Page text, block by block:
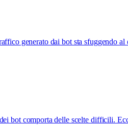
generato dai bot sta sfuggendo
bot comporta delle scelte difficili.